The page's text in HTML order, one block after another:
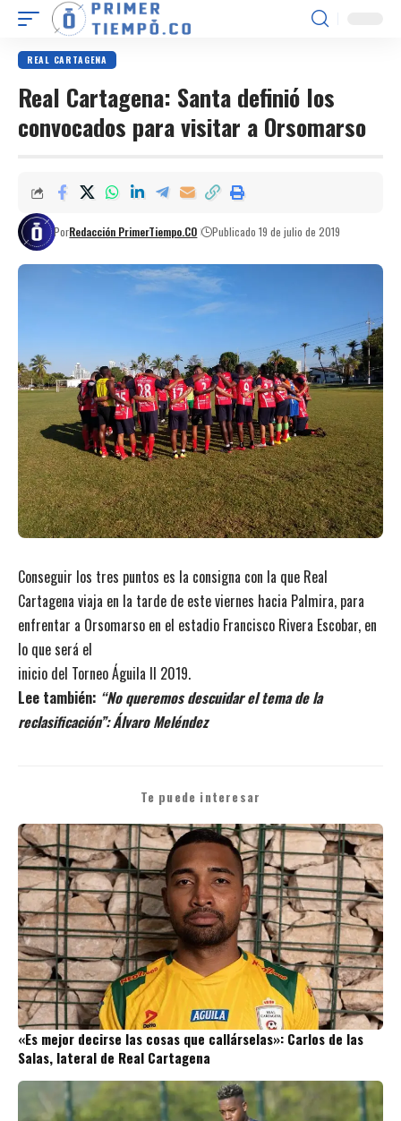
REAL CARTAGENA
Real Cartagena: Santa definió los
convocados para visitar a Orsomarso
PorRedacción PrimerTiempo.CO Publicado 19 de julio de 2019
Conseguir los tres puntos es la consigna con la que Real
Cartagena viaja en la tarde de este viernes hacia Palmira, para
enfrentar a Orsomarso en el estadio Francisco Rivera Escobar, en
lo que será el
inicio del Torneo Águila II 2019.
Lee también: “No queremos descuidar el tema de la
reclasificación”: Álvaro Meléndez
Te puede interesar
«Es mejor decirse las cosas que callárselas»: Carlos de las
Salas, lateral de Real Cartagena